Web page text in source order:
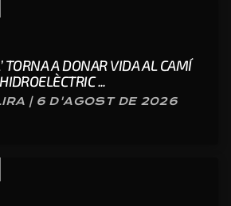
TORNA A DONAR VIDA AL CAMÍ
HIDROELÈCTRIC ...
| 6 D'AGOST DE 2026